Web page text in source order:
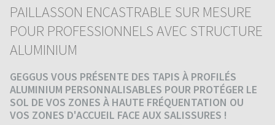
PAILLASSON ENCASTRABLE SUR MESURE
POUR PROFESSIONNELS AVEC STRUCTURE
ALUMINIUM
GEGGUS VOUS PRÉSENTE DES TAPIS À PROFILÉS
ALUMINIUM PERSONNALISABLES POUR PROTÉGER LE
SOL DE VOS ZONES À HAUTE FRÉQUENTATION OU
VOS ZONES D'ACCUEIL FACE AUX SALISSURES !